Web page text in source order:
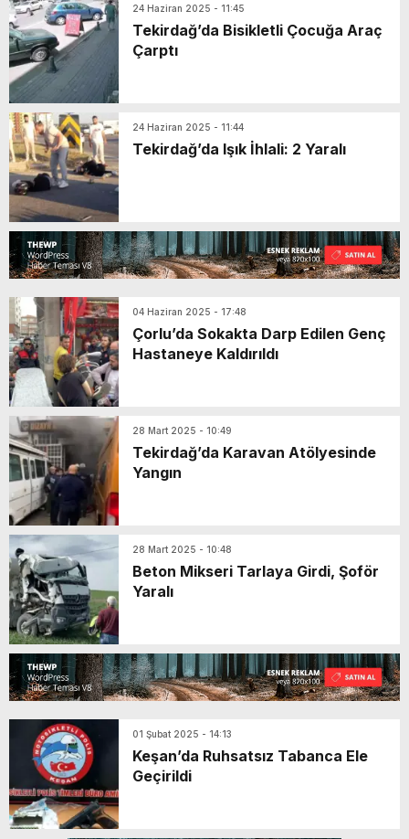
24 Haziran 2025 - 11:45
Tekirdağ’da Bisikletli Çocuğa Araç
Çarptı
24 Haziran 2025 - 11:44
Tekirdağ’da Işık İhlali: 2 Yaralı
04 Haziran 2025 - 17:48
Çorlu’da Sokakta Darp Edilen Genç
Hastaneye Kaldırıldı
28 Mart 2025 - 10:49
Tekirdağ’da Karavan Atölyesinde
Yangın
28 Mart 2025 - 10:48
Beton Mikseri Tarlaya Girdi, Şoför
Yaralı
01 Şubat 2025 - 14:13
Keşan’da Ruhsatsız Tabanca Ele
Geçirildi